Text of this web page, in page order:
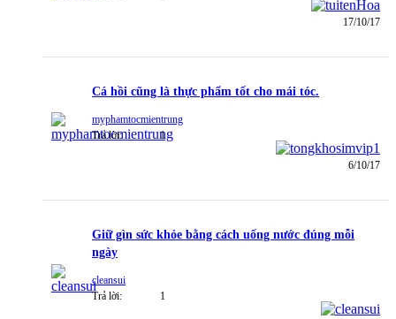
17/10/17
Cá hồi cũng là thực phẩm tốt cho mái tóc.
myphamtocmientrung
Trả lời:
1
6/10/17
Giữ gìn sức khỏe bằng cách uống nước đúng mỗi
ngày
cleansui
Trả lời:
1